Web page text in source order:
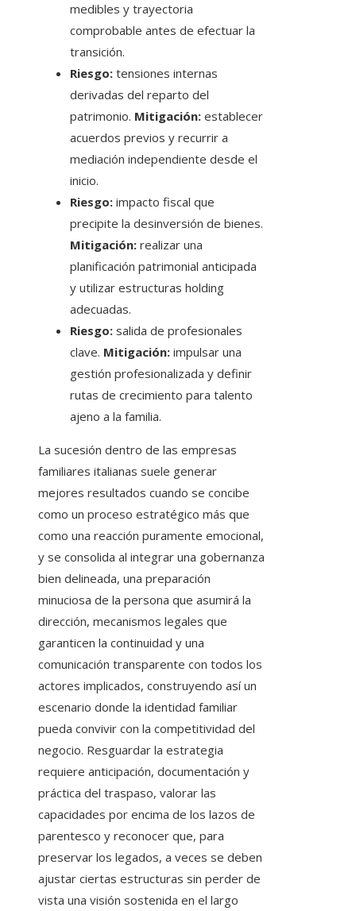
medibles y trayectoria
comprobable antes de efectuar la
transición.
Riesgo: tensiones internas
derivadas del reparto del
patrimonio. Mitigación: establecer
acuerdos previos y recurrir a
mediación independiente desde el
inicio.
Riesgo: impacto fiscal que
precipite la desinversión de bienes.
Mitigación: realizar una
planificación patrimonial anticipada
y utilizar estructuras holding
adecuadas.
Riesgo: salida de profesionales
clave. Mitigación: impulsar una
gestión profesionalizada y definir
rutas de crecimiento para talento
ajeno a la familia.
La sucesión dentro de las empresas
familiares italianas suele generar
mejores resultados cuando se concibe
como un proceso estratégico más que
como una reacción puramente emocional,
y se consolida al integrar una gobernanza
bien delineada, una preparación
minuciosa de la persona que asumirá la
dirección, mecanismos legales que
garanticen la continuidad y una
comunicación transparente con todos los
actores implicados, construyendo así un
escenario donde la identidad familiar
pueda convivir con la competitividad del
negocio. Resguardar la estrategia
requiere anticipación, documentación y
práctica del traspaso, valorar las
capacidades por encima de los lazos de
parentesco y reconocer que, para
preservar los legados, a veces se deben
ajustar ciertas estructuras sin perder de
vista una visión sostenida en el largo